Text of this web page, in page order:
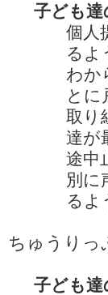
子ども達
個人
るよ
わか
とに
取り
達が
途中
別に
るよ
ちゅうりっ
子ども達